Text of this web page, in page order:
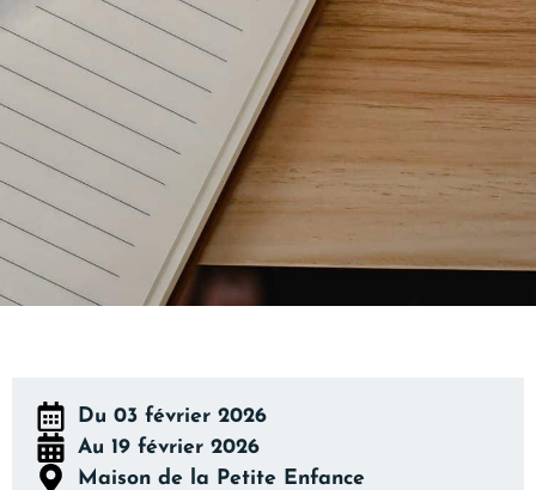
Du 03 février 2026
Au 19 février 2026
Maison de la Petite Enfance